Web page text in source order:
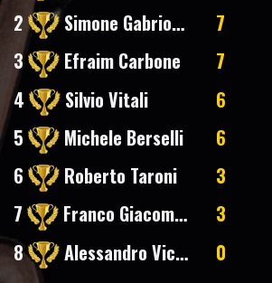
2
Simone Gabriotti 7
3
Efraim Carbone 7
4
Silvio Vitali 6
5
Michele Berselli 6
6
Roberto Taroni 3
7
Franco Giacomelli 3
8
Alessandro Viciconte 0